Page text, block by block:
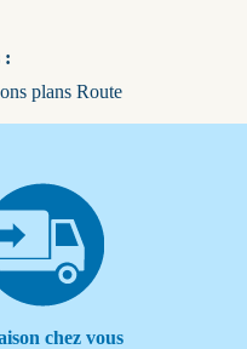
:
plans Route
chez vous